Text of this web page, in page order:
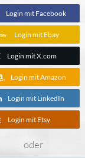
Login mit Facebook
Login mit Ebay
Login mit X.com
Login mit Amazon
Login mit LinkedIn
Login mit Etsy
oder